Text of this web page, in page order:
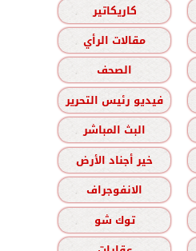
كاريكاتير
مقالات الرأي
الصحف
فيديو رئيس التحرير
البث المباشر
خير أجناد الأرض
الانفوجراف
توك شو